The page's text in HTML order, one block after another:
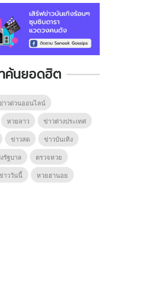
ค้นยอดฮิต
าวด่วนออนไลน์
หวยลาว
ข่าวต่างประเทศ
ข่าวสด
ข่าวบันเทิง
รัฐบาล
ตรวจหวย
าววันนี้ หวยฮานอย